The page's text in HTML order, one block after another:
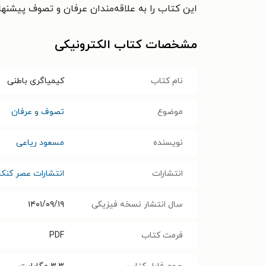
این کتاب را به علاقه‌مندان عرفان و تصوف
مشخصات کتاب الکترونیکی
نام کتاب کیمیاگری باطنی
موضوع تصوف و عرفان
نویسنده مسعود ریاعی
انتشارات انتشارات عصر
سال انتشار نسخه فیزیکی ۱۴۰۱/۰۹/۱۹
فرمت کتاب PDF